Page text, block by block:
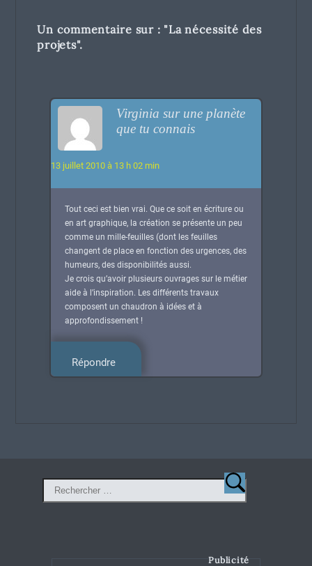
Un commentaire sur : "La nécessité des
projets".
Virginia sur une planète
que tu connais
13 juillet 2010 à 13 h 02 min
Tout ceci est bien vrai. Que ce soit en écriture ou
en art graphique, la création se présente un peu
comme un mille-feuilles (dont les feuilles
changent de place en fonction des urgences, des
humeurs, des disponibilités aussi.
Je crois qu’avoir plusieurs ouvrages sur le métier
aide à l’inspiration. Les différents travaux
composent un chaudron à idées et à
approfondissement !
Répondre
Publicité